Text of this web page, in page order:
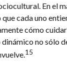
En el
cada uno
cómo
no sólo
15